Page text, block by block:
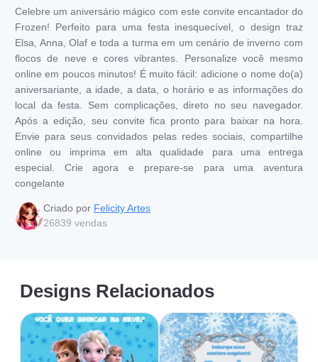
Celebre um aniversário mágico com este convite encantador do
Frozen! Perfeito para uma festa inesquecível, o design traz
Elsa, Anna, Olaf e toda a turma em um cenário de inverno com
flocos de neve e cores vibrantes. Personalize você mesmo
online em poucos minutos! É muito fácil: adicione o nome do(a)
aniversariante, a idade, a data, o horário e as informações do
local da festa. Sem complicações, direto no seu navegador.
Após a edição, seu convite fica pronto para baixar na hora.
Envie para seus convidados pelas redes sociais, compartilhe
online ou imprima em alta qualidade para uma entrega
especial. Crie agora e prepare-se para uma aventura
congelante
Criado por Felicity Artes
26839 vendas
Designs Relacionados